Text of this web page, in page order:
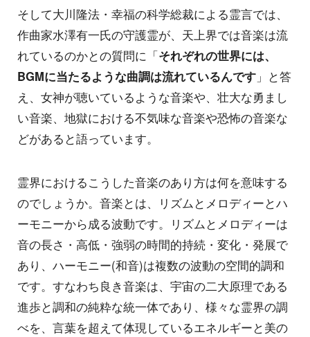
そして大川隆法・幸福の科学総裁による霊言では、
作曲家水澤有一氏の守護霊が、天上界では音楽は流
れているのかとの質問に「それぞれの世界には、
BGMに当たるような曲調は流れているんです 」と答
え、女神が聴いているような音楽や、壮大な勇まし
い音楽、地獄における不気味な音楽や恐怖の音楽な
どがあると語っています。
霊界におけるこうした音楽のあり方は何を意味する
のでしょうか。音楽とは、リズムとメロディーとハ
ーモニーから成る波動です。リズムとメロディーは
音の長さ・高低・強弱の時間的持続・変化・発展で
あり、ハーモニー(和音)は複数の波動の空間的調和
です。すなわち良き音楽は、宇宙の二大原理である
進歩と調和の純粋な統一体であり、様々な霊界の調
べを、言葉を超えて体現しているエネルギーと美の